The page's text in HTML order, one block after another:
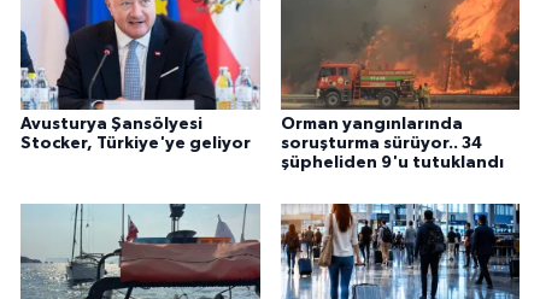
Avusturya Şansölyesi
Stocker, Türkiye'ye geliyor
Orman yangınlarında
soruşturma sürüyor.. 34
şüpheliden 9'u tutuklandı